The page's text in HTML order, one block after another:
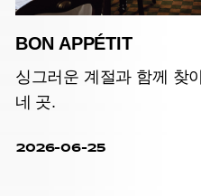
BON APPÉTIT
싱그러운 계절과 함께 찾
네 곳.
2026-06-25